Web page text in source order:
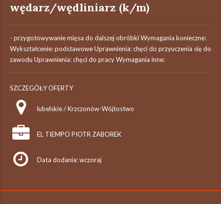
wędarz/wędliniarz (k/m)
- przygotowywanie mięsa do dalszej obróbki Wymagania konieczne:
Wykształcenie: podstawowe Uprawnienia: chęci do przyuczenia się do
zawodu Uprawnienia: chęci do pracy Wymagania inne:
SZCZEGÓŁY OFERTY
lubelskie / Krzczonów-Wójtostwo
EL TIEMPO PIOTR ZABOREK
Data dodania: wczoraj